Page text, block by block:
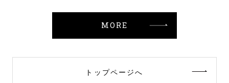
MORE
トップページへ